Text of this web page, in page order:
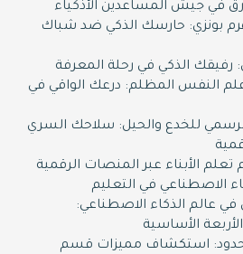
في جيش المساعدين الأذكياء
بونزي: حارسك الذكي ضد شباك
رفيقك الذكي في رحلة المعرفة
النفس المظلم: درعك الواقي في
للخدع والحيل: سلاحك السري
تعلم الأبناء عبر المنصات الرقمية
الاصطناعي في التعليم
في عالم الذكاء الاصطناعي:
الأساسية
حدود: استكشاف مميزات قسم